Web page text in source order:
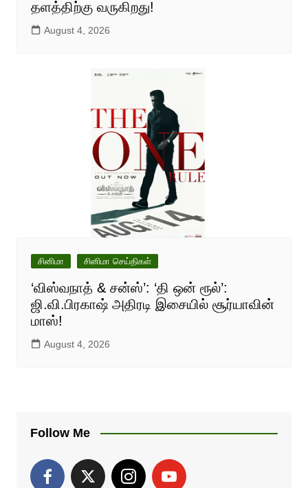
தளத்திற்கு வருகிறது!
August 4, 2026
சினிமா சினிமா செய்திகள்
‘விஸ்வநாத் & சன்ஸ்’: ‘தி ஒன் ரூல்’:
ஜி.வி.பிரகாஷ் அதிரடி இசையில் சூர்யாவின்
மாஸ்!
August 4, 2026
Follow Me